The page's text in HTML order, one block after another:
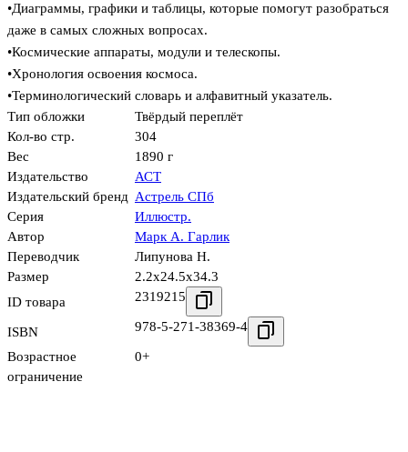
•Диаграммы, графики и таблицы, которые помогут разобраться
даже в самых сложных вопросах.
•Космические аппараты, модули и телескопы.
•Хронология освоения космоса.
•Терминологический словарь и алфавитный указатель.
Тип обложки
Твёрдый переплёт
Кол-во стр.
304
Вес
1890 г
Издательство
АСТ
Издательский бренд Астрель СПб
Серия
Иллюстр.
Автор
Марк А. Гарлик
Переводчик
Липунова Н.
Размер
2.2x24.5x34.3
ID товара
2319215
ISBN 978-5-271-38369-4
Возрастное
ограничение
0+